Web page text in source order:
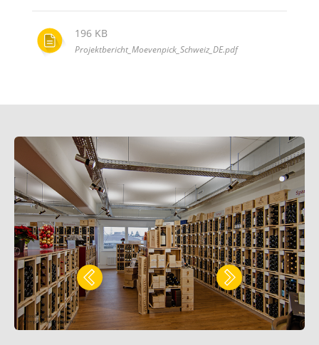
196 KB
Projektbericht_Moevenpick_Schweiz_DE.pdf